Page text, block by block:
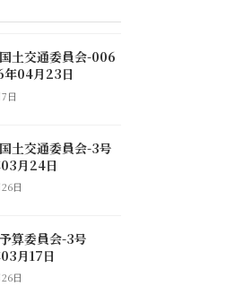
土交通委員会-006
04月23日
日
土交通委員会-3号
月24日
日
算委員会-3号
月17日
日